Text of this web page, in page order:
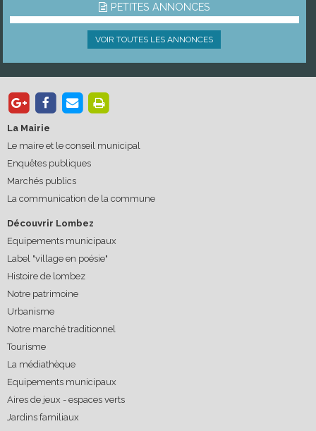
PETITES ANNONCES
VOIR TOUTES LES ANNONCES
La Mairie
Le maire et le conseil municipal
Enquêtes publiques
Marchés publics
La communication de la commune
Découvrir Lombez
Equipements municipaux
Label "village en poésie"
Histoire de lombez
Notre patrimoine
Urbanisme
Notre marché traditionnel
Tourisme
La médiathèque
Equipements municipaux
Aires de jeux - espaces verts
Jardins familiaux